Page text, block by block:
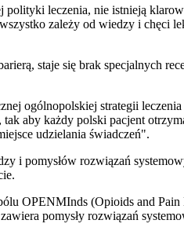
leczenia, nie istnieją
zależy od wiedzy i chęci
staje się brak specjalnych
ogólnopolskiej strategii
aby każdy polski pacjent
udzielania świadczeń".
i pomysłów rozwiązań
OPENMInds (Opioids and
pomysły rozwiązań